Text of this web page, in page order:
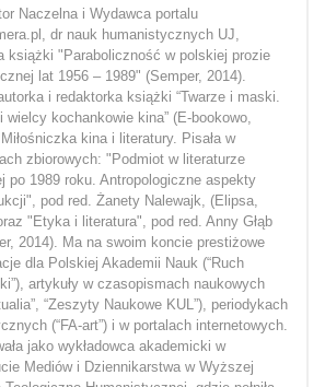
Naczelna i Wydawca portalu
dr nauk humanistycznych UJ,
książki "Paraboliczność w polskiej prozie
lat 1956 – 1989" (Semper, 2014).
i redaktorka książki “Twarze i maski.
wielcy kochankowie kina” (E-bookowo,
kina i literatury. Pisała w
zbiorowych: "Podmiot w literaturze
po 1989 roku. Antropologiczne aspekty
pod red. Żanety Nalewajk, (Elipsa,
"Etyka i literatura", pod red. Anny Głąb
2014). Ma na swoim koncie prestiżowe
dla Polskiej Akademii Nauk (“Ruch
artykuły w czasopismach naukowych
“Zeszyty Naukowe KUL”), periodykach
(“FA-art”) i w portalach internetowych.
jako wykładowca akademicki w
Mediów i Dziennikarstwa w Wyższej